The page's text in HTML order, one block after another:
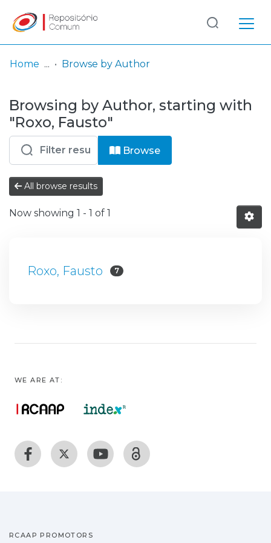
& Collections
Browse repository
Entities
Log
In
(current)
Home Browse by Author
Browsing by Author, starting with
"Roxo, Fausto"
Browse
All browse results
Now showing 1 - 1 of 1
Roxo, Fausto 7
WE ARE AT:
RCAAP PROMOTORS